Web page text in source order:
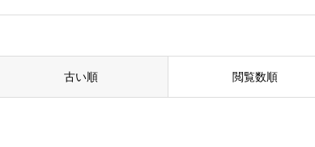
古い順 閲覧数順